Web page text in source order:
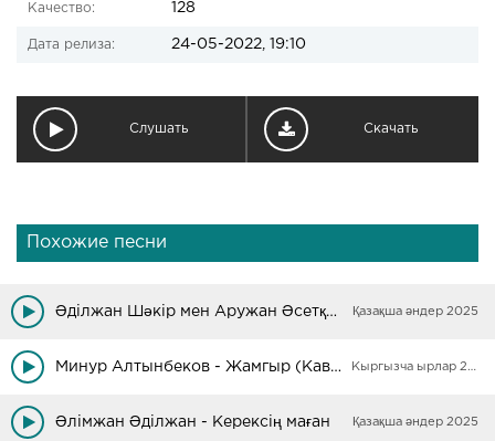
Качество: 128
Дата релиза: 24-05-2022, 19:10
Слушать Скачать
Похожие песни
Әділжан Шәкір мен Аружан Әсетқызы - Жайна-Жайна Қазақша әндер 2025
Минур Алтынбеков - Жамгыр (Кавер) Кыргызча ырлар 2025
Әлімжан Әділжан - Керексің маған Қазақша әндер 2025